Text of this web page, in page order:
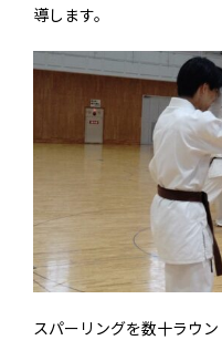
導します。
スパーリングを数十ラウン